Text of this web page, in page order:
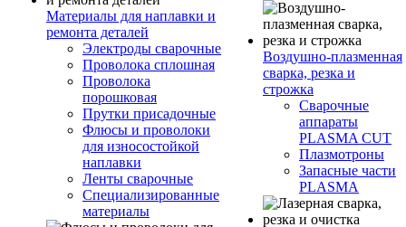
Материалы для наплавки и
ремонта деталей
Электроды сварочные
Проволока сплошная
Проволока
порошковая
Прутки присадочные
Флюсы и проволоки
для износостойкой
наплавки
Ленты сварочные
Специализированные
материалы
Воздушно-плазменная
сварка, резка и
строжка
Сварочные
аппараты
PLASMA CUT
Плазмотроны
Запасные части
PLASMA